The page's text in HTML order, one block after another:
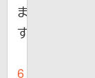
ま
す。
6